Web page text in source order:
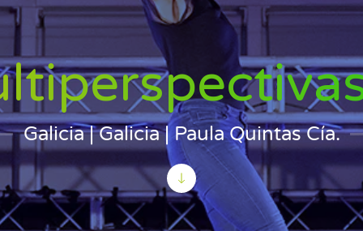
Galicia | Galicia | Paula Quintas Cía.